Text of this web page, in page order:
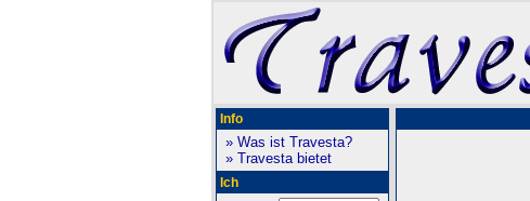
Info
» Was ist Travesta?
» Travesta bietet
Ich